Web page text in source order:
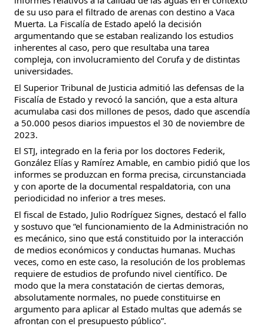
de su uso para el filtrado de arenas con destino a Vaca
Muerta. La Fiscalía de Estado apeló la decisión
argumentando que se estaban realizando los estudios
inherentes al caso, pero que resultaba una tarea
compleja, con involucramiento del Corufa y de distintas
universidades.
El Superior Tribunal de Justicia admitió las defensas de la
Fiscalía de Estado y revocó la sanción, que a esta altura
acumulaba casi dos millones de pesos, dado que ascendía
a 50.000 pesos diarios impuestos el 30 de noviembre de
2023.
El STJ, integrado en la feria por los doctores Federik,
González Elías y Ramírez Amable, en cambio pidió que los
informes se produzcan en forma precisa, circunstanciada
y con aporte de la documental respaldatoria, con una
periodicidad no inferior a tres meses.
El fiscal de Estado, Julio Rodríguez Signes, destacó el fallo
y sostuvo que “el funcionamiento de la Administración no
es mecánico, sino que está constituido por la interacción
de medios económicos y conductas humanas. Muchas
veces, como en este caso, la resolución de los problemas
requiere de estudios de profundo nivel científico. De
modo que la mera constatación de ciertas demoras,
absolutamente normales, no puede constituirse en
argumento para aplicar al Estado multas que además se
afrontan con el presupuesto público”.